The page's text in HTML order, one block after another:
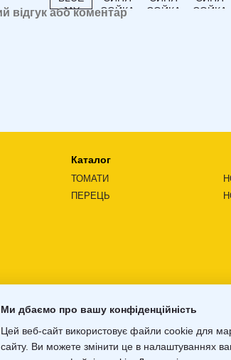
відгук або коментар
з
Каталог
ТОМАТИ
ПЕРЕЦЬ
Ми дбаємо про вашу конфіденційність
Цей веб-сайт використовує файли cookie для
сайту. Ви можете змінити це в налаштуваннях